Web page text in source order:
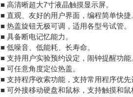
■ 高清晰超大7寸液晶触摸显示屏。
■ 直观、友好的用户界面，编程简单快捷
■ 热盖旋钮无极可调，适用各型号试管。
■ 具备断电记忆能力。
■ 低噪音、低能耗、长寿命。
■ 支持用户实验预约设定，闹钟提醒功能
■ 可任意角度定位热盖。
■ 支持程序收索功能，支持常用程序优先
■ 可外接移动硬盘和鼠标，支持触摸和鼠